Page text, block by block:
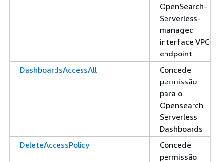
OpenSearch-
Serverless-
managed
interface VPC
endpoint
DashboardsAccessAll
Concede
permissão
para o
Opensearch
Serverless
Dashboards
DeleteAccessPolicy
Concede
permissão